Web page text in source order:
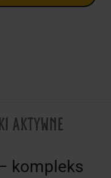
AKTYWNE
kompleks